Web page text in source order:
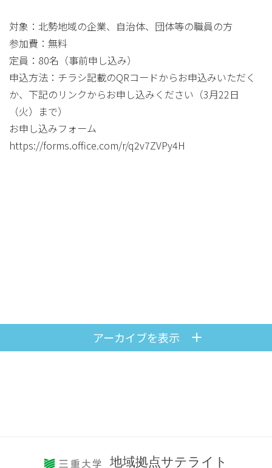
対象：北勢地域の企業、自治体、団体等の職員の方
参加費：無料
定員：80名（事前申し込み）
申込方法：チラシ記載のQRコードからお申込みいただく
か、下記のリンクからお申し込みください（3月22日
（火）まで）
お申し込みフォーム
https://forms.office.com/r/q2v7ZVPy4H
アーカイブを表示
地域拠点サテライト